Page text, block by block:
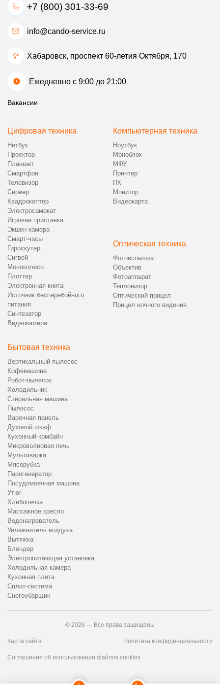
+7 (800) 301-33-69
info@cando-service.ru
Хабаровск, проспект 60-летия Октября, 170
Ежедневно с 9:00 до 21:00
Вакансии
Цифровая техника
Нетбук
Проектор
Планшет
Смартфон
Телевизор
Сервер
Квадрокоптер
Электросамокат
Игровая приставка
Экшен-камера
Смарт-часы
Гироскутер
Сигвей
Моноколесо
Плоттер
Электронная книга
Источник бесперебойного
питания
Синтезатор
Видеокамера
Компьютерная техника
Ноутбук
Моноблок
МФУ
Принтер
ПК
Монитор
Видеокарта
Оптическая техника
Фотовспышка
Объектив
Фотоаппарат
Тепловизор
Оптический прицел
Прицел ночного видения
Бытовая техника
Вертикальный пылесос
Кофемашина
Робот-пылесос
Холодильник
Стиральная машина
Пылесос
Варочная панель
Духовой шкаф
Кухонный комбайн
Микроволновая печь
Мультиварка
Мясорубка
Парогенератор
Посудомоечная машина
Утюг
Хлебопечка
Массажное кресло
Водонагреватель
Увлажнитель воздуха
Вытяжка
Блендер
Электропитающая установка
Холодильная камера
Кухонная плита
Сплит-система
Снегоуборщик
© 2026 — Все права защищены
Карта сайта Политика конфиденциальности
Соглашение об использовании файлов cookies